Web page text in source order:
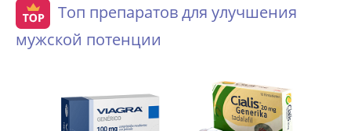
Топ препаратов для улучшения
мужской потенции